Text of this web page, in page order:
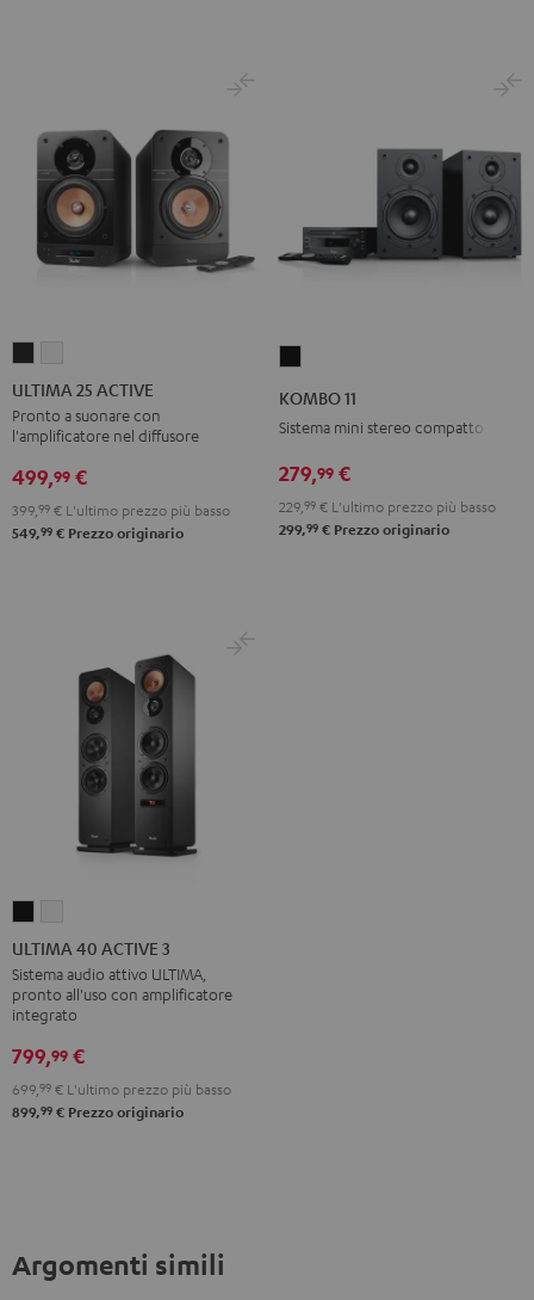
25
ACTIVE
Night
Black
25
ACTIVE
Pure
White
ULTIMA 25 ACTIVE
Pronto a suonare con
l'amplificatore nel diffusore
499,99 €
399, 99 € L'ultimo prezzo più basso
549,99 € Prezzo originario
KOMBO 11
Sistema mini stereo compatto
279,99 €
229, 99 € L'ultimo prezzo più basso
299,99 € Prezzo originario
40
ACTIVE
3
Nero
40
ACTIVE
3
Bianco
ULTIMA 40 ACTIVE 3
Sistema audio attivo ULTIMA,
pronto all'uso con amplificatore
integrato
799,99 €
699, 99 € L'ultimo prezzo più basso
899,99 € Prezzo originario
Argomenti simili